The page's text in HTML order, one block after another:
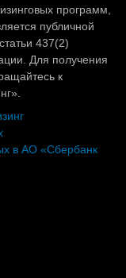
программ,
публичной
437(2)
Для получения
к
в АО «Сбербанк